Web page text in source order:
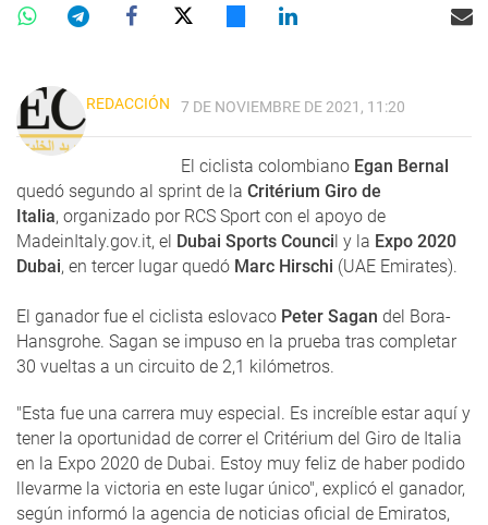
REDACCIÓN 7 DE NOVIEMBRE DE 2021, 11:20
El ciclista colombiano Egan Bernal
quedó segundo al sprint de la Critérium Giro de
Italia, organizado por RCS Sport con el apoyo de
MadeinItaly.gov.it, el Dubai Sports Council y la Expo 2020
Dubai, en tercer lugar quedó Marc Hirschi (UAE Emirates).
El ganador fue el ciclista eslovaco Peter Sagan del Bora-
Hansgrohe. Sagan se impuso en la prueba tras completar
30 vueltas a un circuito de 2,1 kilómetros.
"Esta fue una carrera muy especial. Es increíble estar aquí y
tener la oportunidad de correr el Critérium del Giro de Italia
en la Expo 2020 de Dubai. Estoy muy feliz de haber podido
llevarme la victoria en este lugar único", explicó el ganador,
según informó la agencia de noticias oficial de Emiratos,